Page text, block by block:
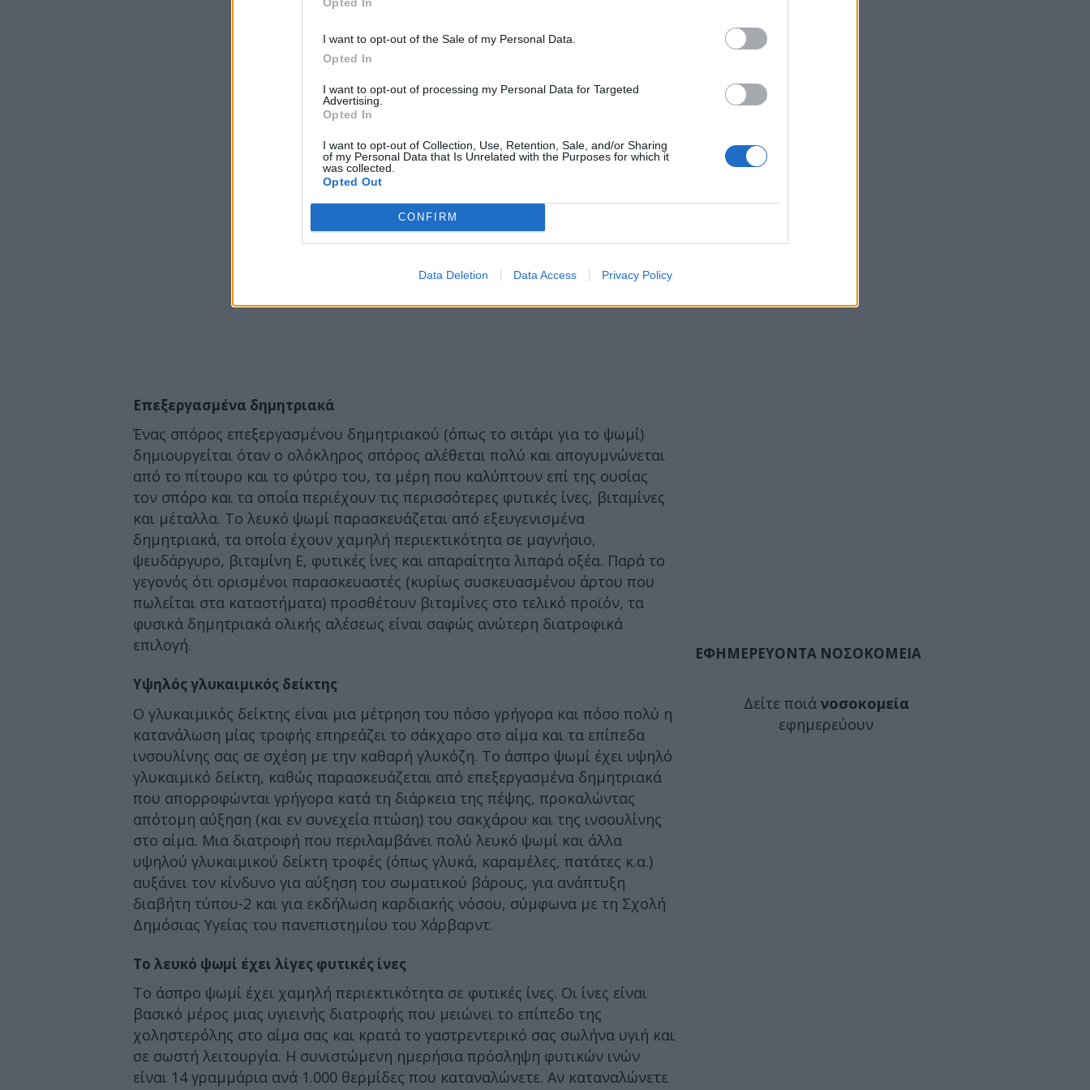
I want to opt-out of the Sale of my Personal Data.
Opted In
I want to opt-out of processing my Personal Data for Targeted
Advertising.
Opted In
I want to opt-out of Collection, Use, Retention, Sale, and/or Sharing
of my Personal Data that Is Unrelated with the Purposes for which it
was collected.
Opted Out
CONFIRM
Data Deletion Data Access Privacy Policy
Επεξεργασμένα δημητριακά
Ένας σπόρος επεξεργασμένου δημητριακού (όπως το σιτάρι για το ψωμί)
δημιουργείται όταν ο ολόκληρος σπόρος αλέθεται πολύ και απογυμνώνεται
από το πίτουρο και το φύτρο του, τα μέρη που καλύπτουν επί της ουσίας
τον σπόρο και τα οποία περιέχουν τις περισσότερες φυτικές ίνες, βιταμίνες
και μέταλλα. Το λευκό ψωμί παρασκευάζεται από εξευγενισμένα
δημητριακά, τα οποία έχουν χαμηλή περιεκτικότητα σε μαγνήσιο,
ψευδάργυρο, βιταμίνη Ε, φυτικές ίνες και απαραίτητα λιπαρά οξέα. Παρά το
γεγονός ότι ορισμένοι παρασκευαστές (κυρίως συσκευασμένου άρτου που
πωλείται στα καταστήματα) προσθέτουν βιταμίνες στο τελικό προϊόν, τα
φυσικά δημητριακά ολικής αλέσεως είναι σαφώς ανώτερη διατροφικά
επιλογή.
Υψηλός γλυκαιμικός δείκτης
Ο γλυκαιμικός δείκτης είναι μια μέτρηση του πόσο γρήγορα και πόσο πολύ η
κατανάλωση μίας τροφής επηρεάζει το σάκχαρο στο αίμα και τα επίπεδα
ινσουλίνης σας σε σχέση με την καθαρή γλυκόζη. Το άσπρο ψωμί έχει υψηλό
γλυκαιμικό δείκτη, καθώς παρασκευάζεται από επεξεργασμένα δημητριακά
που απορροφώνται γρήγορα κατά τη διάρκεια της πέψης, προκαλώντας
απότομη αύξηση (και εν συνεχεία πτώση) του σακχάρου και της ινσουλίνης
στο αίμα. Μια διατροφή που περιλαμβάνει πολύ λευκό ψωμί και άλλα
υψηλού γλυκαιμικού δείκτη τροφές (όπως γλυκά, καραμέλες, πατάτες κ.α.)
αυξάνει τον κίνδυνο για αύξηση του σωματικού βάρους, για ανάπτυξη
διαβήτη τύπου-2 και για εκδήλωση καρδιακής νόσου, σύμφωνα με τη Σχολή
Δημόσιας Υγείας του πανεπιστημίου του Χάρβαρντ.
Το λευκό ψωμί έχει λίγες φυτικές ίνες
Το άσπρο ψωμί έχει χαμηλή περιεκτικότητα σε φυτικές ίνες. Οι ίνες είναι
βασικό μέρος μιας υγιεινής διατροφής που μειώνει το επίπεδο της
χοληστερόλης στο αίμα σας και κρατά το γαστρεντερικό σας σωλήνα υγιή και
σε σωστή λειτουργία. Η συνιστώμενη ημερήσια πρόσληψη φυτικών ινών
είναι 14 γραμμάρια ανά 1.000 θερμίδες που καταναλώνετε. Αν καταναλώνετε
ΕΦΗΜΕΡΕΥΟΝΤΑ ΝΟΣΟΚΟΜΕΙΑ
Δείτε ποιά νοσοκομεία
εφημερεύουν